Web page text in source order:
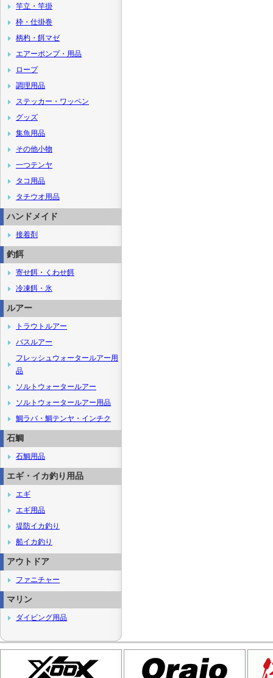
竿立・竿掛
枠・仕掛巻
柄杓・餌マゼ
エアーポンプ・用品
ロープ
調理用品
ステッカー・ワッペン
グッズ
集魚用品
その他小物
一つテンヤ
タコ用品
タチウオ用品
ハンドメイド
接着剤
釣餌
寄せ餌・くわせ餌
冷凍餌・氷
ルアー
トラウトルアー
バスルアー
フレッシュウォータールアー用
品
ソルトウォータールアー
ソルトウォータールアー用品
鯛ラバ・鯛テンヤ・インチク
石鯛
石鯛用品
エギ・イカ釣り用品
エギ
エギ用品
堤防イカ釣り
船イカ釣り
アウトドア
ファニチャー
マリン
ダイビング用品